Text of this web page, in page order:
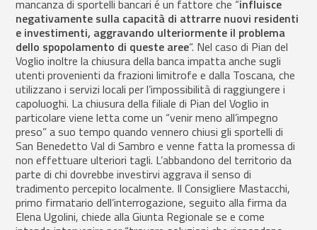
mancanza di sportelli bancari é un fattore che “influisce
negativamente sulla capacità di attrarre nuovi residenti
e investimenti, aggravando ulteriormente il problema
dello spopolamento di queste aree“. Nel caso di Pian del
Voglio inoltre la chiusura della banca impatta anche sugli
utenti provenienti da frazioni limitrofe e dalla Toscana, che
utilizzano i servizi locali per l’impossibilità di raggiungere i
capoluoghi. La chiusura della filiale di Pian del Voglio in
particolare viene letta come un “venir meno all’impegno
preso” a suo tempo quando vennero chiusi gli sportelli di
San Benedetto Val di Sambro e venne fatta la promessa di
non effettuare ulteriori tagli. L’abbandono del territorio da
parte di chi dovrebbe investirvi aggrava il senso di
tradimento percepito localmente. Il Consigliere Mastacchi,
primo firmatario dell’interrogazione, seguito alla firma da
Elena Ugolini, chiede alla Giunta Regionale se e come